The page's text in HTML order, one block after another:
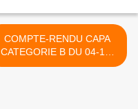
COMPTE-RENDU CAPA
CATEGORIE B DU 04-12-
2012 >